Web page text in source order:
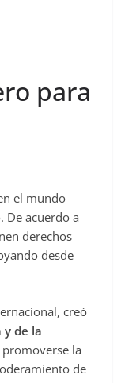
para
el mundo
De acuerdo a
derechos
desde
creó
y de la
la
de